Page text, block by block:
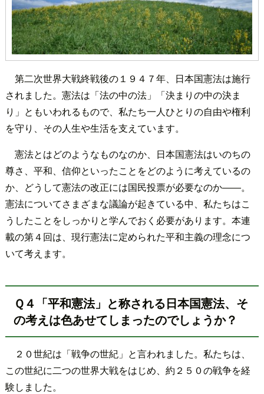
第二次世界大戦終戦後の１９４７年、日本国憲法は施行
されました。憲法は「法の中の法」「決まりの中の決ま
り」ともいわれるもので、私たち一人ひとりの自由や権利
を守り、その人生や生活を支えています。
憲法とはどのようなものなのか、日本国憲法はいのちの
尊さ、平和、信仰といったことをどのように考えているの
か、どうして憲法の改正には国民投票が必要なのか――。
憲法についてさまざまな議論が起きている中、私たちはこ
うしたことをしっかりと学んでおく必要があります。本連
載の第４回は、現行憲法に定められた平和主義の理念につ
いて考えます。
Ｑ４「平和憲法」と称される日本国憲法、そ
の考えは色あせてしまったのでしょうか？
２０世紀は「戦争の世紀」と言われました。私たちは、
この世紀に二つの世界大戦をはじめ、約２５０の戦争を経
験しました。